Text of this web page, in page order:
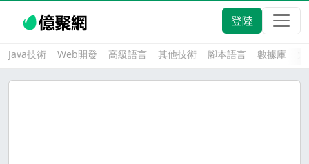
登陸
Java技術 Web開發 高級語言 其他技術 腳本語言 數據庫